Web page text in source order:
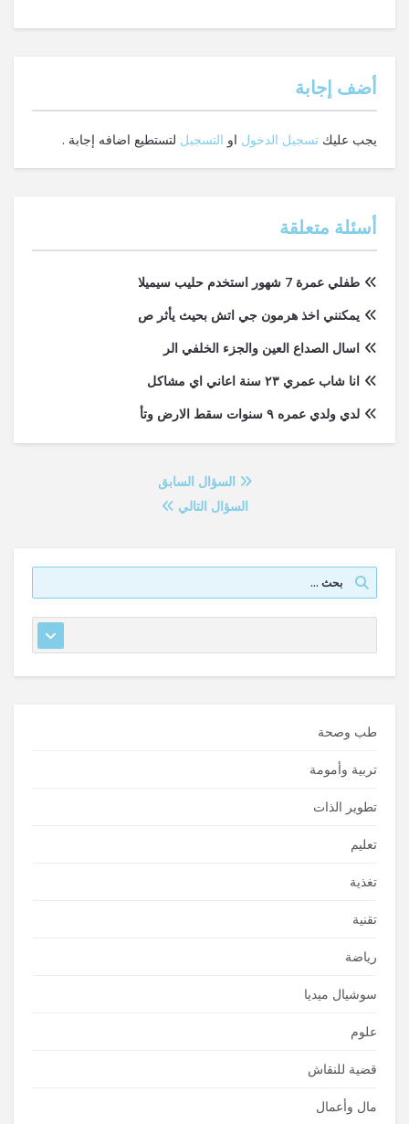
‫أضف إجابة
يجب عليك تسجيل الدخول او التسجيل لتستطيع اضافه إجابة .
أسئلة متعلقة
طفلي عمرة 7 شهور استخدم حليب سيميلا
يمكنني اخذ هرمون جي اتش بحيث يأثر ص
اسال الصداع العين والجزء الخلفي الر
انا شاب عمري ٢٣ سنة اعاني اي مشاكل
لدي ولدي عمره ٩ سنوات سقط الارض وتأ
السؤال السابق
السؤال التالي
طب وصحة
تربية وأمومة
تطوير الذات
تعليم
تغذية
تقنية
رياضة
سوشيال ميديا
علوم
قضية للنقاش
مال وأعمال